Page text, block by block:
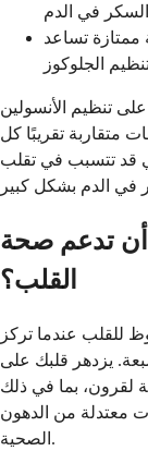
في الدم
تساعد
الجلوكوز
تنظيم الأنسولين
متقاربة تقريبًا كل
قد تتسبب في تقلب
أن تدعم صحة
القلب؟
للقلب عندما تركز
يزدهر قلبك على
لقرون، بما في ذلك
معتدلة من الدهون
الصحية.